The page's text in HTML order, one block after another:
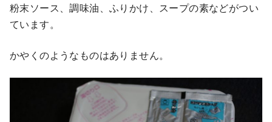
粉末ソース、調味油、ふりかけ、スープの素などがつい
ています。
かやくのようなものはありません。